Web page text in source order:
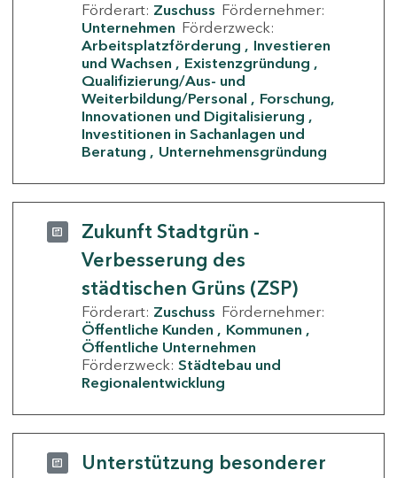
Förderart: Zuschuss Fördernehmer:
Unternehmen Förderzweck:
Arbeitsplatzförderung
Investieren
und Wachsen
Existenzgründung
Qualifizierung/Aus- und
Weiterbildung/Personal
Forschung,
Innovationen und Digitalisierung
Investitionen in Sachanlagen und
Beratung
Unternehmensgründung
Zukunft Stadtgrün -
Verbesserung des
städtischen Grüns (ZSP)
Förderart: Zuschuss Fördernehmer:
Öffentliche Kunden
Kommunen
Öffentliche Unternehmen
Förderzweck: Städtebau und
Regionalentwicklung
Unterstützung besonderer